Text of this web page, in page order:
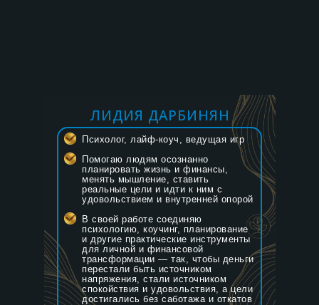
ЛИДИЯ ДАРБИНЯН
Психолог, лайф-коуч, ведущая игр
Помогаю людям осознанно
планировать жизнь и финансы,
менять мышление, ставить
реальные цели и идти к ним с
удовольствием и внутренней опорой
В своей работе соединяю
психологию, коучинг, планирование
и другие практические инструменты
для личной и финансовой
трансформации — так, чтобы деньги
перестали быть источником
напряжения, стали источником
спокойствия и удовольствия, а цели
достигались без саботажа и откатов